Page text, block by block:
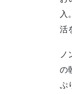
入
活
ノ
の
ぷ